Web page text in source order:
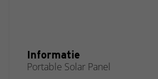
Informatie
Portable Solar Panel